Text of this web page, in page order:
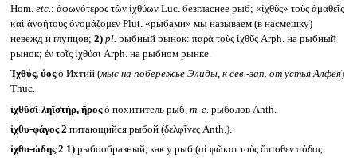
Hom. etc.: ἀφωνότερος τῶν ἰχθύων Luc. безгласнее рыб; «ἰχθῦς» τοὺς ἀμαθεῖς
καὶ ἀνοήτους ὀνομάζομεν Plut. «рыбами» мы называем (в насмешку)
невежд и глупцов; 2) pl. рыбный рынок: παρὰ τοὺς ἰχθῦς Arph. на рыбный
рынок; ἐν τοῖς ἰχθύσι Arph. на рыбном рынке.
Ἰχθύς, ύοςὁ Ихтий (мыс на побережье Элиды, к сев.-зап. от устья Алфея)
Thuc.
ἰχθῠσῐ-ληϊστήρ, ῆροςὁ похититель рыб, т. е. рыболов Anth.
ἰχθυ-φάγος 2 питающийся рыбой (δελφῖνες Anth.).
ἰχθυ-ώδης 2 1)рыбообразный, как у рыб (αἱ φῶκαι τοὺς ὄπισθεν πόδας